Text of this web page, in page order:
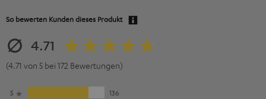
So bewerten Kunden dieses Produkt
4.71
(4.71 von 5 bei 172 Bewertungen)
5
136